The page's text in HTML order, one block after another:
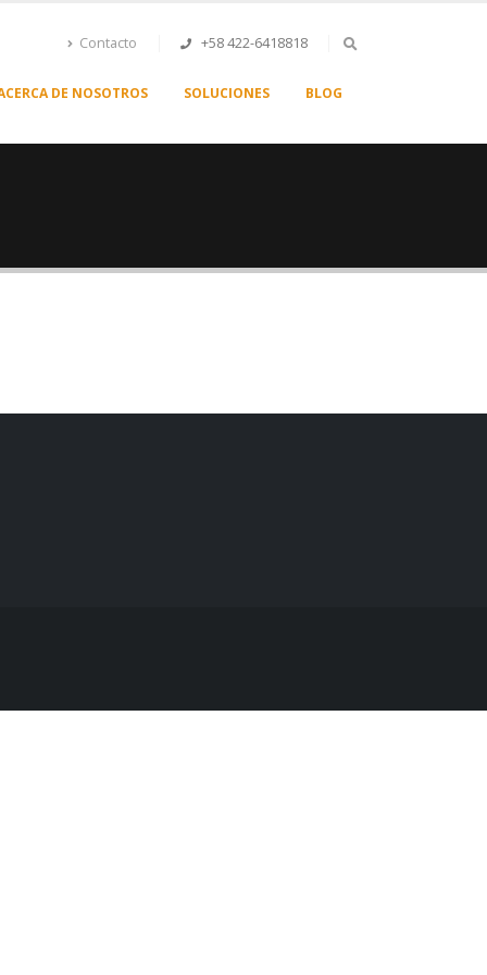
Contacto +58 422-6418818
DE NOSOTROS SOLUCIONES BLOG